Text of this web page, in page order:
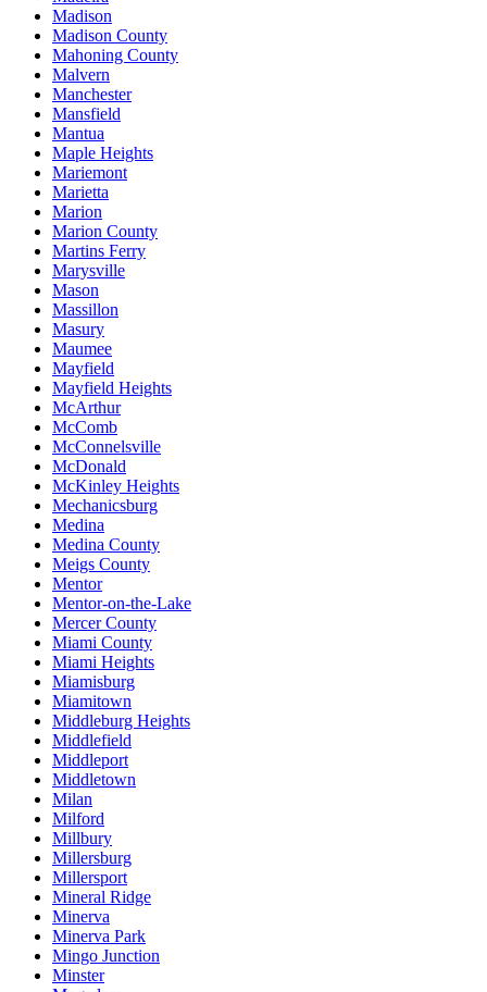
Madison
Madison County
Mahoning County
Malvern
Manchester
Mansfield
Mantua
Maple Heights
Mariemont
Marietta
Marion
Marion County
Martins Ferry
Marysville
Mason
Massillon
Masury
Maumee
Mayfield
Mayfield Heights
McArthur
McComb
McConnelsville
McDonald
McKinley Heights
Mechanicsburg
Medina
Medina County
Meigs County
Mentor
Mentor-on-the-Lake
Mercer County
Miami County
Miami Heights
Miamisburg
Miamitown
Middleburg Heights
Middlefield
Middleport
Middletown
Milan
Milford
Millbury
Millersburg
Millersport
Mineral Ridge
Minerva
Minerva Park
Mingo Junction
Minster